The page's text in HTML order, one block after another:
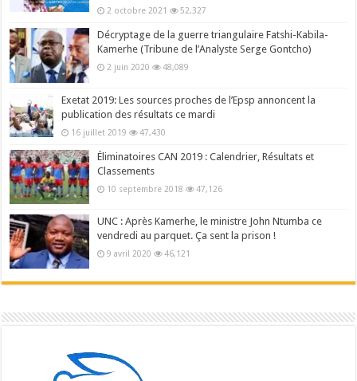
2 octobre 2021 52,327
Décryptage de la guerre triangulaire Fatshi-Kabila-
Kamerhe (Tribune de l’Analyste Serge Gontcho)
2 juin 2020 48,089
Exetat 2019: Les sources proches de l’Epsp annoncent la
publication des résultats ce mardi
16 juillet 2019 47,430
Éliminatoires CAN 2019 : Calendrier, Résultats et
Classements
10 septembre 2018 47,126
UNC : Après Kamerhe, le ministre John Ntumba ce
vendredi au parquet. Ça sent la prison !
9 avril 2020 46,121